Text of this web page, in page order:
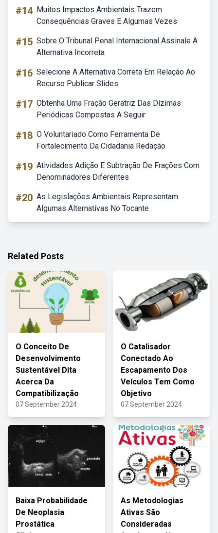
#14 Muitos Impactos Ambientais Trazem
Consequências Graves E Algumas Vezes
#15 Sobre O Tribunal Penal Internacional Assinale A
Alternativa Incorreta
#16 Selecione A Alternativa Correta Em Relação Ao
Recurso Publicar Slides
#17 Obtenha Uma Fração Geratriz Das Dízimas
Periódicas Compostas A Seguir
#18 O Voluntariado Como Ferramenta De
Fortalecimento Da Cidadania Redação
#19 Atividades Adição E Subtração De Frações Com
Denominadores Diferentes
#20 As Legislações Ambientais Representam
Algumas Alternativas No Tocante
Related Posts
O Conceito De
Desenvolvimento
Sustentável Dita
Acerca Da
Compatibilização
07 September 2024
O Catalisador
Conectado Ao
Escapamento Dos
Veículos Tem Como
Objetivo
07 September 2024
Baixa Probabilidade
De Neoplasia
Prostática
As Metodologias
Ativas São
Consideradas